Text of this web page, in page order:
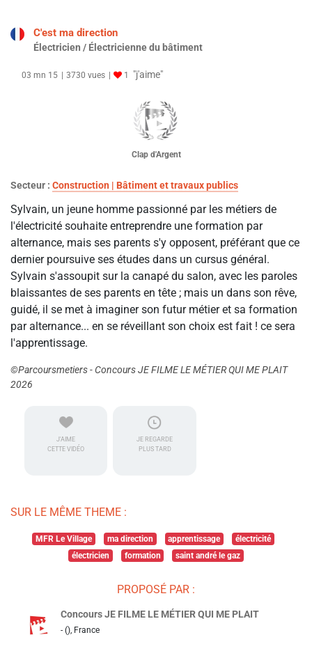
C'est ma direction
Électricien / Électricienne du bâtiment
03 mn 15 3730 vues 1 "j'aime"
Clap d'Argent
Secteur : Construction | Bâtiment et travaux publics
Sylvain, un jeune homme passionné par les métiers de
l'électricité souhaite entreprendre une formation par
alternance, mais ses parents s'y opposent, préférant que ce
dernier poursuive ses études dans un cursus général.
Sylvain s'assoupit sur la canapé du salon, avec les paroles
blaissantes de ses parents en tête ; mais un dans son rêve,
guidé, il se met à imaginer son futur métier et sa formation
par alternance... en se réveillant son choix est fait ! ce sera
l'apprentissage.
©Parcoursmetiers - Concours JE FILME LE MÉTIER QUI ME PLAIT
2026
J'AIME
CETTE VIDÉO
JE REGARDE
PLUS TARD
SUR LE MÊME THEME :
MFR Le Village ma direction apprentissage
électricité
électricien
formation saint andré le gaz
PROPOSÉ PAR :
Concours JE FILME LE MÉTIER QUI ME PLAIT
- (), France